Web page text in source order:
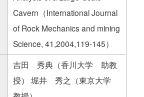
Cavern（International Journal
of Rock Mechanics and mining
Science, 41,2004,119-145）
吉田 秀典（香川大学 助教
授） 堀井 秀之（東京大学